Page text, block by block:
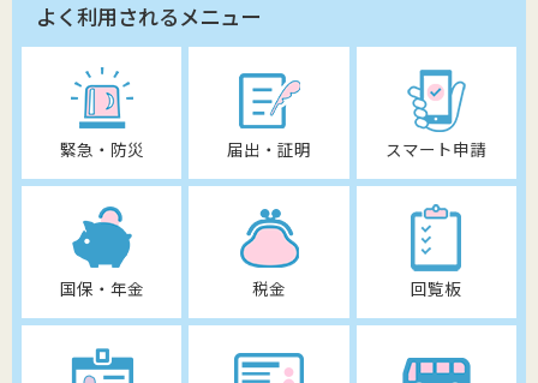
よく利用されるメニュー
緊急・防災 届出・証明 スマート申請
国保・年金 税金 回覧板